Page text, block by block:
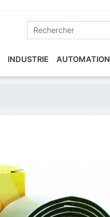
INDUSTRIE AUTOMATION